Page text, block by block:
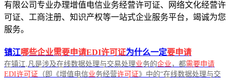
有限公司专业办理增值电信业务经营许可证、网络文化经营许
可证、工商注册、知识产权等一站式企业服务平台，竭诚为您
服务。
镇江哪些企业需要申请EDI许可证为什么一定要申请
在镇江,凡是涉及在线数据处理与交易处理业务的企业 ，都需要申请
EDI许可证 （即《增值电信业务经营许可证》中的“在线数据处理与交